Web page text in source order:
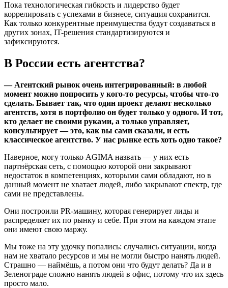
Пока технологическая гибкость и лидерство будет
коррелировать с успехами в бизнесе, ситуация сохранится.
Как только конкурентные преимущества будут создаваться в
других зонах, IT-решения стандартизируются и
зафиксируются.
В России есть агентства?
— Агентский рынок очень интегрированный: в любой
момент можно попросить у кого-то ресурсы, чтобы что-то
сделать. Бывает так, что один проект делают несколько
агентств, хотя в портфолио он будет только у одного. И тот,
кто делает не своими руками, а только управляет,
консультирует — это, как вы сами сказали, и есть
классическое агентство. У нас рынке есть хоть одно такое?
Наверное, могу только AGIMA назвать — у них есть
партнёрская сеть, с помощью которой они закрывают
недостаток в компетенциях, которыми сами обладают, но в
данный момент не хватает людей, либо закрывают спектр, где
сами не представлены.
Они построили PR-машину, которая генерирует лиды и
распределяет их по рынку и себе. При этом на каждом этапе
они имеют свою маржу.
Мы тоже на эту удочку попались: случались ситуации, когда
нам не хватало ресурсов и мы не могли быстро нанять людей.
Страшно — наймёшь, а потом они что будут делать? Да и в
Зеленограде сложно нанять людей в офис, потому что их здесь
просто мало.